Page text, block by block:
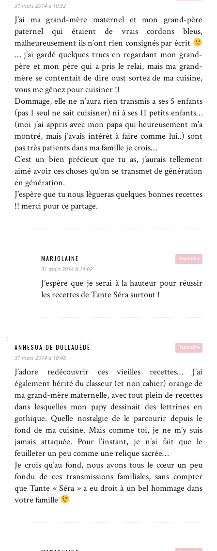
31 mars 2014 à 10:32
J’ai ma grand-mère maternel et mon grand-père
paternel qui étaient de vrais cordons bleus,
malheureusement ils n’ont rien consignés par écrit
… j’ai gardé quelques trucs en regardant mon grand-
père et mon père qui a pris le relai, mais ma grand-
mère se contentait de dire oust sortez de ma cuisine,
vous me gênez pour cuisiner !!
Dommage, elle ne n’aura rien transmis a ses 5 enfants
(pas 1 seul ne sait cuisisner) ni à ses 11 petits enfants…
(moi j’ai appris avec mon papa qui heureusement m’a
montré, mais j’avais intérêt à faire comme lui..) sont
pas très patients dans ma famille je crois…
C’est un bien précieux que tu as, j’aurais tellement
aimé avoir ces choses qu’on se transmet de génération
en génération.
J’espère que tu nous lègueras quelques bonnes recettes
!! merci pour ce partage.
Répondre
MARJOLAINE
31 mars 2014 à 14:02
J’espère que je serai à la hauteur pour réussir
les recettes de Tante Séra surtout !
Répondre
ANNESOA DE BULLABÉBÉ
31 mars 2014 à 10:48
J’adore redécouvrir ces vieilles recettes… J’ai
également hérité du classeur (et non cahier) orange de
ma grand-mère maternelle, avec tout plein de recettes
dans lesquelles mon papy dessinait des lettrines en
gothique. Quelle nostalgie de le parcourir depuis le
fond de ma cuisine. Mais comme toi, je ne m’y suis
jamais attaquée. Pour l’instant, je n’ai fait que le
feuilleter un peu comme une relique sacrée…
Je crois qu’au fond, nous avons tous le cœur un peu
fondu de ces transmissions familiales, sans compter
que Tante « Séra » a eu droit à un bel hommage dans
votre famille